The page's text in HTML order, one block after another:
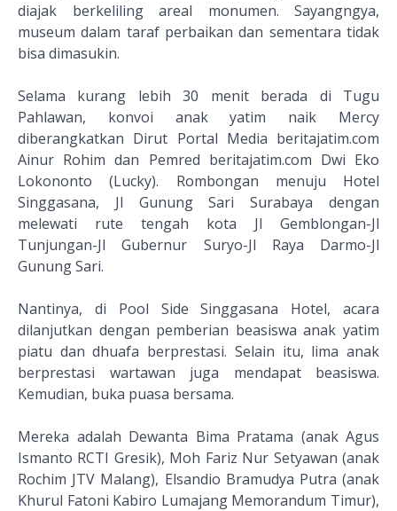
diajak berkeliling areal monumen. Sayangngya,
museum dalam taraf perbaikan dan sementara tidak
bisa dimasukin.
Selama kurang lebih 30 menit berada di Tugu
Pahlawan, konvoi anak yatim naik Mercy
diberangkatkan Dirut Portal Media beritajatim.com
Ainur Rohim dan Pemred beritajatim.com Dwi Eko
Lokononto (Lucky). Rombongan menuju Hotel
Singgasana, Jl Gunung Sari Surabaya dengan
melewati rute tengah kota Jl Gemblongan-Jl
Tunjungan-Jl Gubernur Suryo-Jl Raya Darmo-Jl
Gunung Sari.
Nantinya, di Pool Side Singgasana Hotel, acara
dilanjutkan dengan pemberian beasiswa anak yatim
piatu dan dhuafa berprestasi. Selain itu, lima anak
berprestasi wartawan juga mendapat beasiswa.
Kemudian, buka puasa bersama.
Mereka adalah Dewanta Bima Pratama (anak Agus
Ismanto RCTI Gresik), Moh Fariz Nur Setyawan (anak
Rochim JTV Malang), Elsandio Bramudya Putra (anak
Khurul Fatoni Kabiro Lumajang Memorandum Timur),